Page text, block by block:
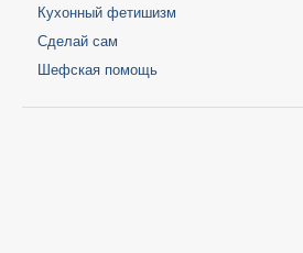
Кухонный фетишизм
Сделай сам
Шефская помощь